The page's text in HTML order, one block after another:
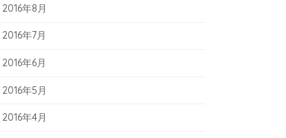
2016年8月
2016年7月
2016年6月
2016年5月
2016年4月